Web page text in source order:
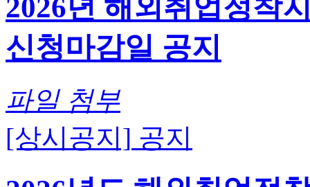
2026년 해외취업정착
신청마감일 공지
파일 첨부
[상시공지] 공지